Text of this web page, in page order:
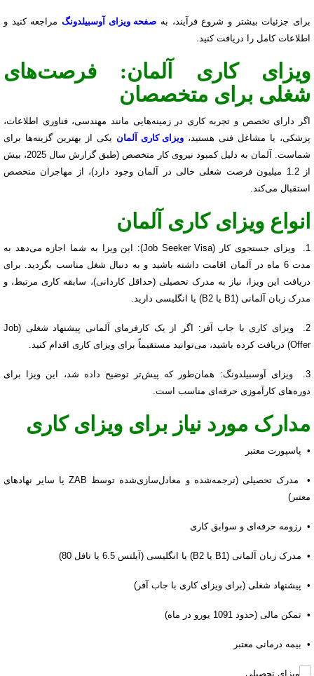
برای جزئیات بیشتر و شروع فرآیند، به صفحه ویزای آوسبیلدونگ مراجعه کنید و
اطلاعات کامل را دریافت کنید.
ویزای کاری آلمان: فرصت‌های
شغلی برای متخصصان
اگر دارای تخصص و تجربه کاری در زمینه‌هایی مانند مهندسی، فناوری اطلاعات،
پزشکی، یا مشاغل فنی هستید، ویزای کاری آلمان یکی از بهترین گزینه‌ها برای
شماست. آلمان به دلیل کمبود نیروی کار متخصص (طبق گزارش سال 2025، بیش
از 1.2 میلیون فرصت شغلی خالی در آلمان وجود دارد)، از مهاجران متخصص
استقبال می‌کند.
انواع ویزای کاری آلمان
1. ویزای جستجوی کار (Job Seeker Visa): این ویزا به شما اجازه می‌دهد به
مدت 6 ماه در آلمان اقامت داشته باشید و به دنبال شغل مناسب بگردید. برای
دریافت این ویزا، نیاز به مدرک تحصیلی (حداقل کاردانی)، سابقه کاری مرتبط، و
مدرک زبان آلمانی (B1 یا B2) یا انگلیسی دارید.
2. ویزای کاری با جاب آفر: اگر از یک کارفرمای آلمانی پیشنهاد شغلی (Job
Offer) دریافت کرده باشید، می‌توانید مستقیماً برای ویزای کاری اقدام کنید.
3. ویزای آوسبیلدونگ: همان‌طور که پیش‌تر توضیح داده شد، این ویزا برای
دوره‌های کارآموزی حرفه‌ای مناسب است.
مدارک مورد نیاز برای ویزای کاری
• پاسپورت معتبر
• مدرک تحصیلی (ترجمه‌شده و معادل‌سازی‌شده توسط ZAB یا سایر نهادهای
معتبر)
• رزومه حرفه‌ای و سوابق کاری
• مدرک زبان آلمانی (B1 یا B2) یا انگلیسی (آیلتس 6.5 یا تافل 80)
• پیشنهاد شغلی (برای ویزای کاری با جاب آفر)
• تمکن مالی (حدود 1091 یورو در ماه)
• بیمه درمانی معتبر